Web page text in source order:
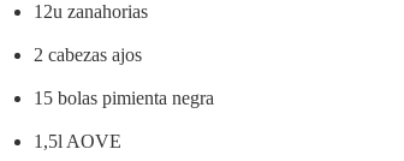
12u zanahorias
2 cabezas ajos
15 bolas pimienta negra
1,5l AOVE